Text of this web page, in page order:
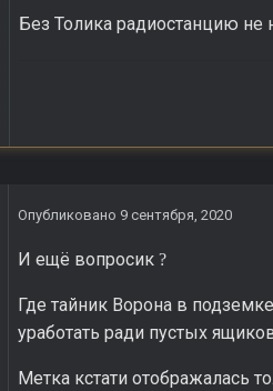
Без Толика радиостанцию не
Опубликовано 9 сентября, 2020
И ещё вопросик ?
Где тайник Ворона в
уработать ради пустых
Метка кстати отображалась